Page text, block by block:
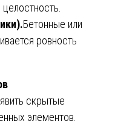
Бетонные или
ровность
скрытые
элементов.